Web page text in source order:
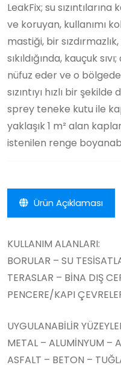
LeakFix; su
ve koruyan, kullanımı
mastiği, bir
sıkıldığında, kauçuk
nüfuz eder ve o
sızıntıyı hızlı bir
sprey teneke kutu ile
yaklaşık 1 m² alan
istenilen renge
Ürün Açıklaması
KULLANIM ALANLARI:
BORULAR – SU
TERASLAR – BİNA DIŞ
PENCERE/KAPI
UYGULANABİLİR
METAL – ALUMİNYUM –
ASFALT – BETON –